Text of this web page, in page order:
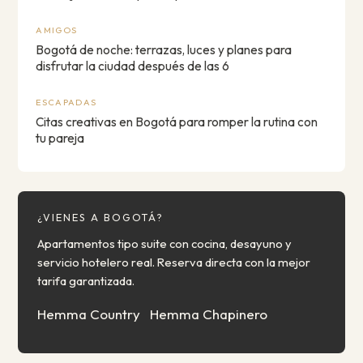
AMIGOS
Bogotá de noche: terrazas, luces y planes para
disfrutar la ciudad después de las 6
ESCAPADAS
Citas creativas en Bogotá para romper la rutina con
tu pareja
¿VIENES A BOGOTÁ?
Apartamentos tipo suite con cocina, desayuno y
servicio hotelero real. Reserva directa con la mejor
tarifa garantizada.
Hemma Country Hemma Chapinero